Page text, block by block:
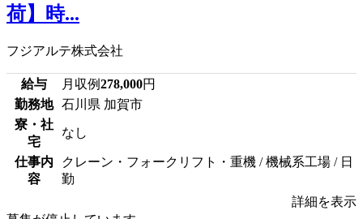
荷】時...
フジアルテ株式会社
給与 月収例278,000円
勤務地
石川県 加賀市
寮・社
宅
なし
仕事内
容
クレーン・フォークリフト・重機 / 機械系工場 / 日
勤
詳細を表示